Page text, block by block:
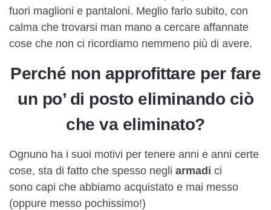
fuori maglioni e pantaloni. Meglio farlo subito, con
calma che trovarsi man mano a cercare affannate
cose che non ci ricordiamo nemmeno più di avere.
Perché non approfittare per fare
un po’ di posto eliminando ciò
che va eliminato?
Ognuno ha i suoi motivi per tenere anni e anni certe
cose, sta di fatto che spesso negli armadi ci
sono capi che abbiamo acquistato e mai messo
(oppure messo pochissimo!)